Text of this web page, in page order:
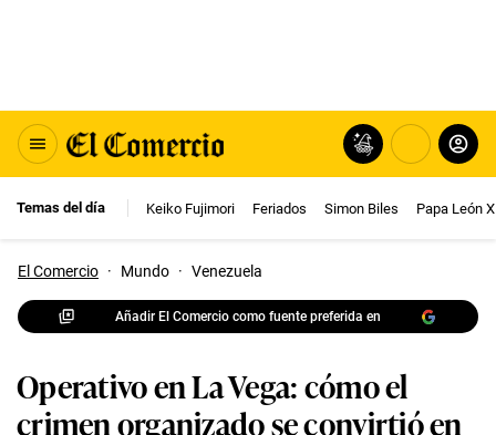
Temas del día Keiko Fujimori Feriados Simon Biles Papa León
El Comercio · Mundo · Venezuela
Añadir El Comercio como fuente preferida en
Operativo en La Vega: cómo el
crimen organizado se convirtió en